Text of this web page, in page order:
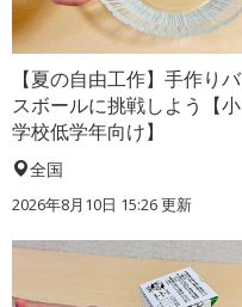
【夏の自由工作】手作りバ
スボールに挑戦しよう【小
学校低学年向け】
全国
2026年8月10日 15:26更新